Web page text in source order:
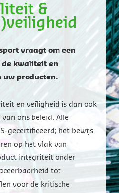
&
vraagt om een
de kwaliteit en
uw producten.
en veiligheid is dan ook
ons beleid. Alle
gecertificeerd; het bewijs
op het vlak van
integriteit onder
tot
voor de kritische